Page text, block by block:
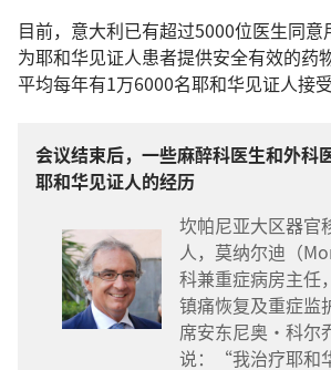
目前，意大利已有超过5000位医生同意
为耶和华见证人患者提供安全有效的药
平均每年有1万6000名耶和华见证人接
会议结束后，一些麻醉科医生和外科
耶和华见证人的经历
坎帕尼亚大区器官
人，莫纳尔迪（
科兼重症病房主
镇痛恢复及重症
席安东尼奥·科尔
说：“我治疗耶和